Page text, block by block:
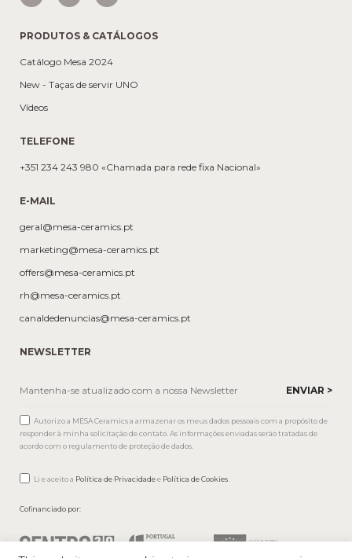
PRODUTOS & CATÁLOGOS
Catálogo Mesa 2024
New - Taças de servir UNO
Vídeos
TELEFONE
+351 234 243 980 «Chamada para rede fixa Nacional»
E-MAIL
geral@mesa-ceramics.pt
marketing@mesa-ceramics.pt
offers@mesa-ceramics.pt
rh@mesa-ceramics.pt
canaldedenuncias@mesa-ceramics.pt
NEWSLETTER
Autorizo a MESA Ceramics a armazenar os meus dados pessoais com a propósito de
responder à minha solicitação de contato. As informações enviadas serão tratadas de
acordo com o regulamento de proteção de dados.
Li e aceito a Política de Privacidadee Política de Cookies.
Cofinanciado por: